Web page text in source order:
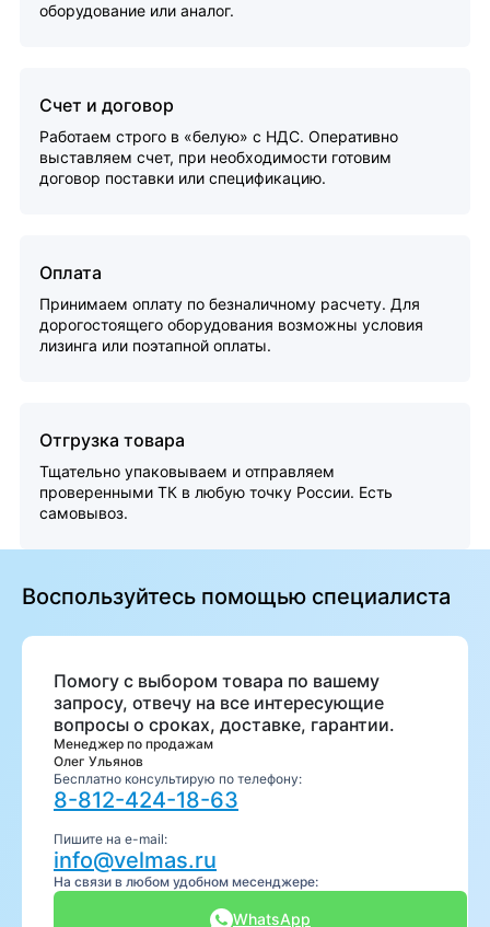
оборудование или аналог.
Счет и договор
Работаем строго в «белую» с НДС. Оперативно
выставляем счет, при необходимости готовим
договор поставки или спецификацию.
Оплата
Принимаем оплату по безналичному расчету. Для
дорогостоящего оборудования возможны условия
лизинга или поэтапной оплаты.
Отгрузка товара
Тщательно упаковываем и отправляем
проверенными ТК в любую точку России. Есть
самовывоз.
Воспользуйтесь помощью специалиста
Помогу с выбором товара по вашему
запросу, отвечу на все интересующие
вопросы о сроках, доставке, гарантии.
Менеджер по продажам
Олег Ульянов
Бесплатно консультирую по телефону:
8-812-424-18-63
Пишите на e-mail:
info@velmas.ru
На связи в любом удобном месенджере:
WhatsApp